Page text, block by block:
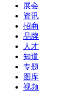
展会
资讯
招商
品牌
人才
知道
专题
图库
视频